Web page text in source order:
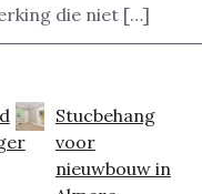
die niet […]
Stucbehang
voor
nieuwbouw in